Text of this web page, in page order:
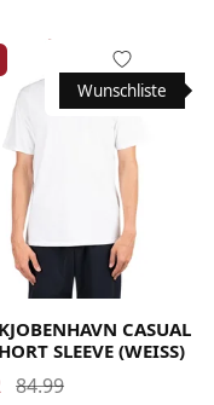
Medium Small X-Large
Wunschliste
CASUAL
SLEEVE (WEISS)
84.99